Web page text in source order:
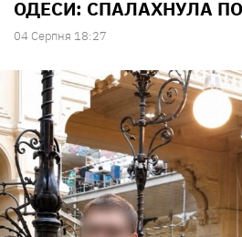
ОДЕСИ: СПАЛАХНУЛА
04 Серпня 18:27